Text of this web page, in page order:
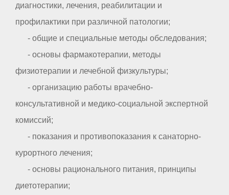
диагностики, лечения, реабилитации и
профилактики при различной патологии;
- общие и специальные методы обследования;
- основы фармакотерапии, методы
физиотерапии и лечебной физкультуры;
- организацию работы врачебно-
консультативной и медико-социальной экспертной
комиссий;
- показания и противопоказания к санаторно-
курортного лечения;
- основы рационального питания, принципы
диетотерапии;